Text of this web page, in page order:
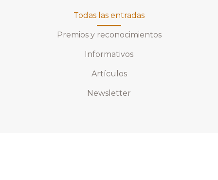
Todas las entradas
Premios y reconocimientos
Informativos
Artículos
Newsletter